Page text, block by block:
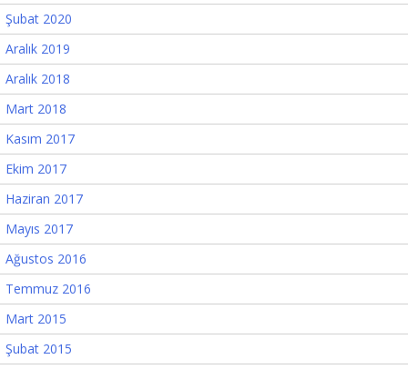
Şubat 2020
Aralık 2019
Aralık 2018
Mart 2018
Kasım 2017
Ekim 2017
Haziran 2017
Mayıs 2017
Ağustos 2016
Temmuz 2016
Mart 2015
Şubat 2015